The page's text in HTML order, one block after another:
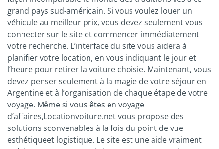
grand pays sud-américain. Si vous voulez louer un
véhicule au meilleur prix, vous devez seulement vous
connecter sur le site et commencer immédiatement
votre recherche. L’interface du site vous aidera à
planifier votre location, en vous indiquant le jour et
l’heure pour retirer la voiture choisie. Maintenant, vous
devez penser seulement à la magie de votre séjour en
Argentine et à l’organisation de chaque étape de votre
voyage. Même si vous êtes en voyage
d’affaires,Locationvoiture.net vous propose des
solutions sconvenables à la fois du point de vue
esthétiqueet logistique. Le site est une aide vraiment